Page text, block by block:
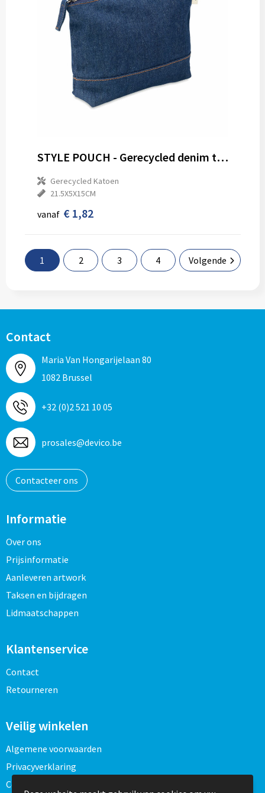
STYLE POUCH - Gerecycled denim toilettasje
Gerecycled Katoen
21.5X5X15CM
vanaf € 1,82
1 2 3 4 Volgende
Contact
Maria Van Hongarijelaan 80
1082 Brussel
+32 (0)2 521 10 05
prosales@devico.be
Contacteer ons
Informatie
Over ons
Prijsinformatie
Aanleveren artwork
Taksen en bijdragen
Lidmaatschappen
Klantenservice
Contact
Retourneren
Veilig winkelen
Algemene voorwaarden
Privacyverklaring
Cookieverklaring